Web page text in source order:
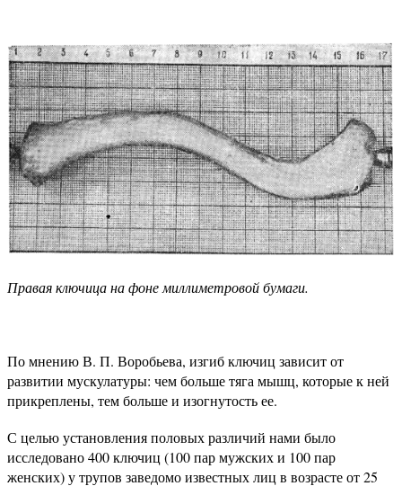
Правая ключица на фоне миллиметровой бумаги.
По мнению В. П. Воробьева, изгиб ключиц зависит от
развитии мускулатуры: чем больше тяга мышц, которые к ней
прикреплены, тем больше и изогнутость ее.
С целью установления половых различий нами было
исследовано 400 ключиц (100 пар мужских и 100 пар
женских) у трупов заведомо известных лиц в возрасте от 25